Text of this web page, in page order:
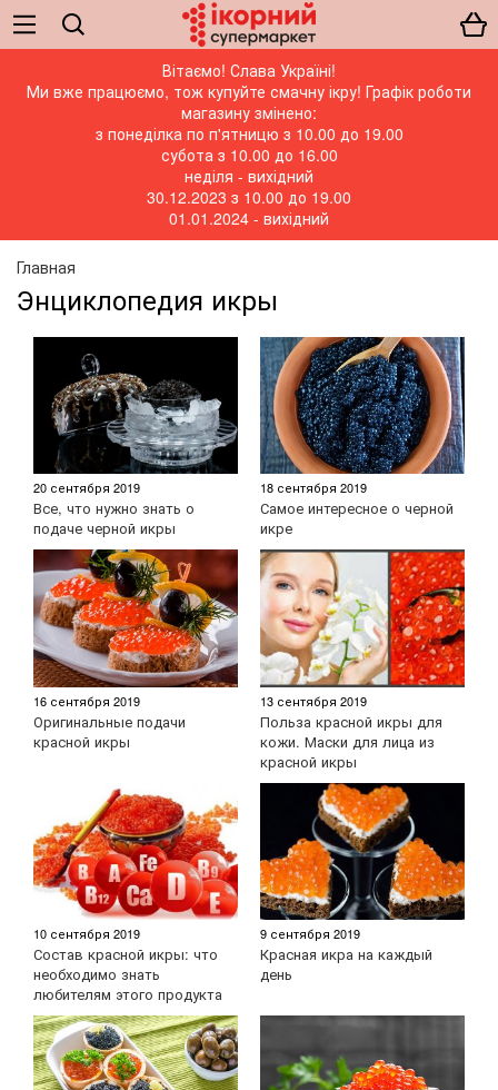
Вітаємо! Слава Україні!
Ми вже працюємо, тож купуйте смачну ікру! Графік роботи
магазину змінено:
з понеділка по п'ятницю з 10.00 до 19.00
субота з 10.00 до 16.00
неділя - вихідний
30.12.2023 з 10.00 до 19.00
01.01.2024 - вихідний
Главная
Энциклопедия икры
20 сентября 2019
Все, что нужно знать о
подаче черной икры
18 сентября 2019
Самое интересное о черной
икре
16 сентября 2019
Оригинальные подачи
красной икры
13 сентября 2019
Польза красной икры для
кожи. Маски для лица из
красной икры
10 сентября 2019
Состав красной икры: что
необходимо знать
любителям этого продукта
9 сентября 2019
Красная икра на каждый
день